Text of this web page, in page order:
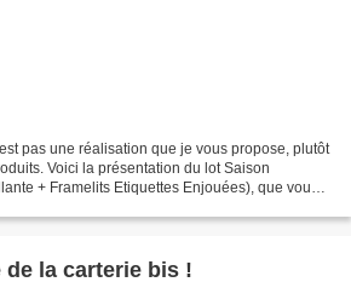
pas une réalisation que je vous propose, plutôt
Voici la présentation du lot Saison
+ Framelits Etiquettes Enjouées), que vous
la carterie bis !